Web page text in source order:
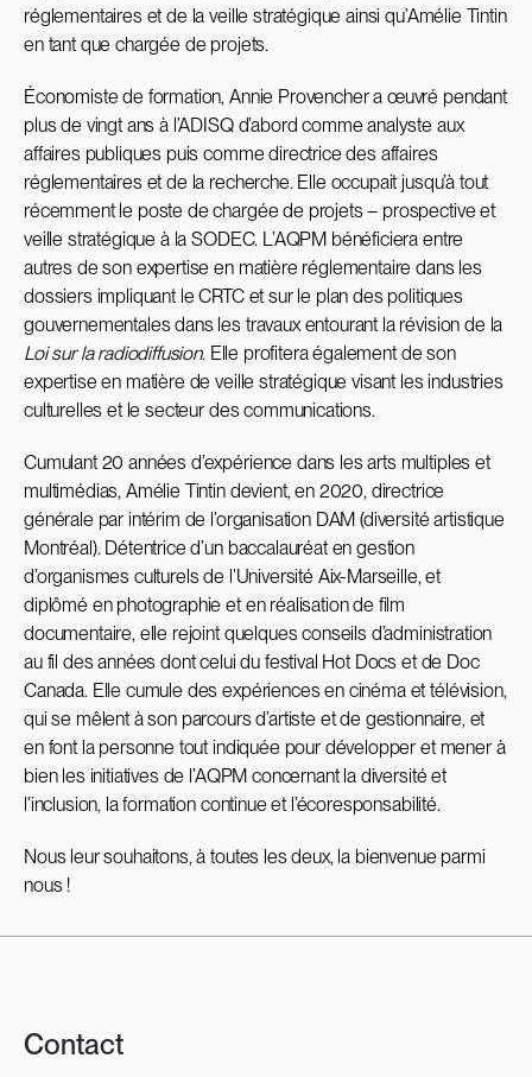
réglementaires et de la veille stratégique ainsi qu’Amélie Tintin
en tant que chargée de projets.
Économiste de formation, Annie Provencher a œuvré pendant
plus de vingt ans à l’ADISQ d’abord comme analyste aux
affaires publiques puis comme directrice des affaires
réglementaires et de la recherche. Elle occupait jusqu’à tout
récemment le poste de chargée de projets – prospective et
veille stratégique à la SODEC. L’AQPM bénéficiera entre
autres de son expertise en matière réglementaire dans les
dossiers impliquant le CRTC et sur le plan des politiques
gouvernementales dans les travaux entourant la révision de la
Loi sur la radiodiffusion. Elle profitera également de son
expertise en matière de veille stratégique visant les industries
culturelles et le secteur des communications.
Cumulant 20 années d’expérience dans les arts multiples et
multimédias, Amélie Tintin devient, en 2020, directrice
générale par intérim de l’organisation DAM (diversité artistique
Montréal). Détentrice d’un baccalauréat en gestion
d’organismes culturels de l’Université Aix-Marseille, et
diplômé en photographie et en réalisation de film
documentaire, elle rejoint quelques conseils d’administration
au fil des années dont celui du festival Hot Docs et de Doc
Canada. Elle cumule des expériences en cinéma et télévision,
qui se mêlent à son parcours d’artiste et de gestionnaire, et
en font la personne tout indiquée pour développer et mener à
bien les initiatives de l’AQPM concernant la diversité et
l’inclusion, la formation continue et l’écoresponsabilité.
Nous leur souhaitons, à toutes les deux, la bienvenue parmi
nous !
Contact